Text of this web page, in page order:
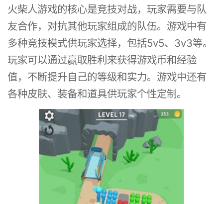
火柴人游戏的核心是竞技对战，玩家需要与队
友合作，对抗其他玩家组成的队伍。游戏中有
多种竞技模式供玩家选择，包括5v5、3v3等。
玩家可以通过赢取胜利来获得游戏币和经验
值，不断提升自己的等级和实力。游戏中还有
各种皮肤、装备和道具供玩家个性定制。